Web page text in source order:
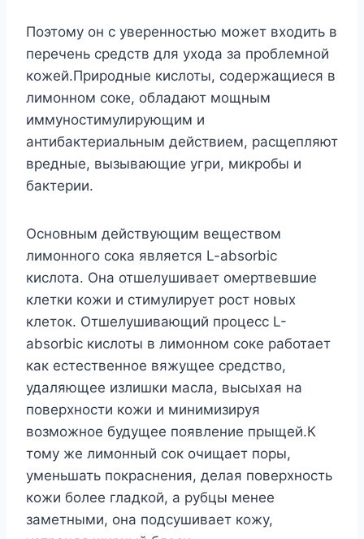
Поэтому он с уверенностью может входить в
перечень средств для ухода за проблемной
кожей.Природные кислоты, содержащиеся в
лимонном соке, обладают мощным
иммуностимулирующим и
антибактериальным действием, расщепляют
вредные, вызывающие угри, микробы и
бактерии.
Основным действующим веществом
лимонного сока является L-absorbic
кислота. Она отшелушивает омертвевшие
клетки кожи и стимулирует рост новых
клеток. Отшелушивающий процесс L-
absorbic кислоты в лимонном соке работает
как естественное вяжущее средство,
удаляющее излишки масла, высыхая на
поверхности кожи и минимизируя
возможное будущее появление прыщей.К
тому же лимонный сок очищает поры,
уменьшать покраснения, делая поверхность
кожи более гладкой, а рубцы менее
заметными, она подсушивает кожу,